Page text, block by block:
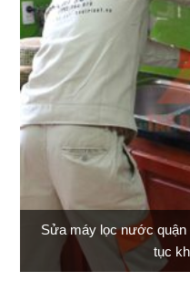
Sửa máy lọc nước
tục